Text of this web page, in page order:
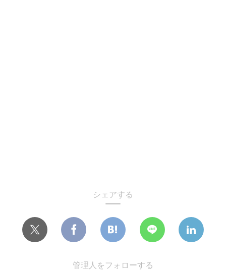
シェアする
管理人をフォローする